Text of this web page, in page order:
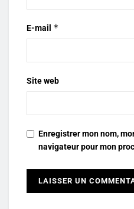
E-mail *
Site web
Enregistrer mon nom,
navigateur pour mon